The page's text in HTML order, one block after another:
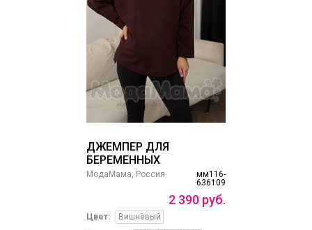
ДЖЕМПЕР ДЛЯ
БЕРЕМЕННЫХ
мм116-
636109
МодаМама, Россия
2 390 руб.
Цвет:
Вишнёвый